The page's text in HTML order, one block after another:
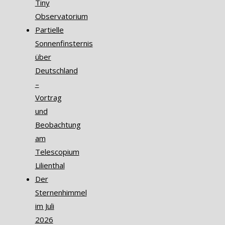
Tiny
Observatorium
Partielle
Sonnenfinsternis
über
Deutschland
–
Vortrag
und
Beobachtung
am
Telescopium
Lilienthal
Der
Sternenhimmel
im Juli
2026